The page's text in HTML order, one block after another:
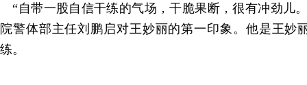
“自带一股自信干练的气场，干脆果断，很有冲劲儿
院警体部主任刘鹏启对王妙丽的第一印象。他是王妙
练。